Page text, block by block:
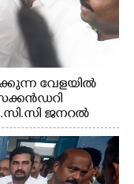
വേളയിൽ
ജനറൽ
കുരുന്നിനെ
എക്സൈസ്
ടി. സിദ്ദിഖ്,
സമീപം